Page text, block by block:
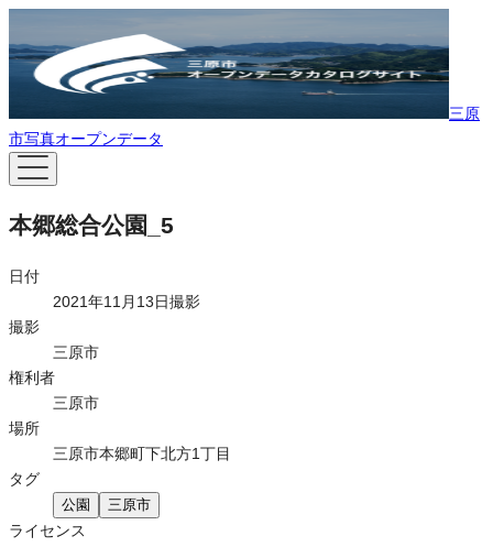
三原
市写真オープンデータ
本郷総合公園_5
日付
2021年11月13日撮影
撮影
三原市
権利者
三原市
場所
三原市本郷町下北方1丁目
タグ
公園 三原市
ライセンス